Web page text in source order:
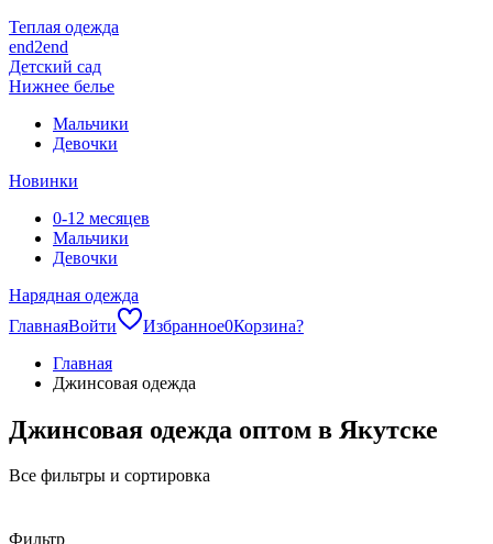
Теплая одежда
end2end
Детский сад
Нижнее белье
Мальчики
Девочки
Новинки
0-12 месяцев
Мальчики
Девочки
Нарядная одежда
ГлавнаяВойти Избранное0Корзина?
Главная
Джинсовая одежда
Джинсовая одежда оптом в Якутске
Все фильтры и сортировка
Фильтр